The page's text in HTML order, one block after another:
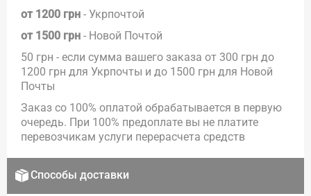
от 1200 грн - Укрпочтой
от 1500 грн - Новой Почтой
50 грн - если сумма вашего заказа от 300 грн до
1200 грн для Укрпочты и до 1500 грн для Новой
Почты
Заказ со 100% оплатой обрабатывается в первую
очередь. При 100% предоплате вы не платите
перевозчикам услуги перерасчета средств
Способы доставки